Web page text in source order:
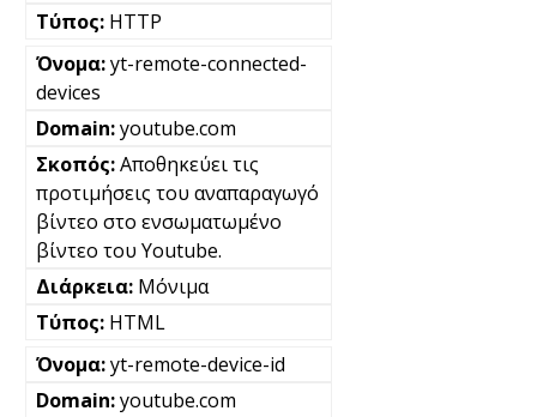
HTTP
yt-remote-connected-
devices
youtube.com
Αποθηκεύει τις
προτιμήσεις του αναπαραγωγό
βίντεο στο ενσωματωμένο
βίντεο του Youtube.
Μόνιμα
HTML
yt-remote-device-id
youtube.com